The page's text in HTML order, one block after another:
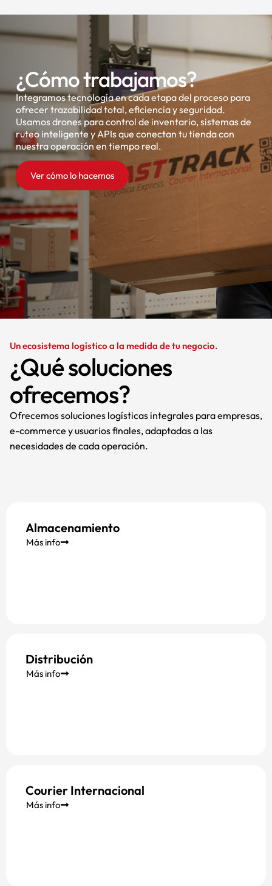
¿Cómo trabajamos?
Integramos tecnología en cada etapa del proceso para
ofrecer trazabilidad total, eficiencia y seguridad.
Usamos drones para control de inventario, sistemas de
ruteo inteligente y APIs que conectan tu tienda con
nuestra operación en tiempo real.
Ver cómo lo hacemos
Un ecosistema logístico a la medida de tu negocio.
¿Qué soluciones
ofrecemos?
Ofrecemos soluciones logísticas integrales para empresas,
e-commerce y usuarios finales, adaptadas a las
necesidades de cada operación.
Almacenamiento
Más info
Distribución
Más info
Courier Internacional
Más info